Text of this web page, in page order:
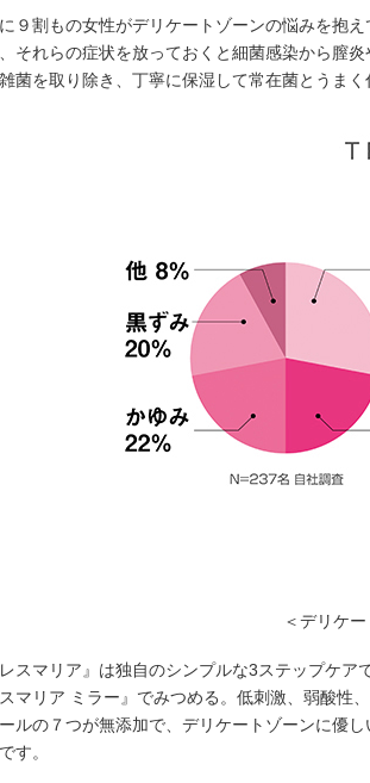
９割もの女性がデリケートゾーンの悩みを抱
それらの症状を放っておくと細菌感染から膣
菌を取り除き、丁寧に保湿して常在菌とうま
＜デリケ
スマリア』は独自のシンプルな3ステップケ
マリア ミラー』でみつめる。低刺激、弱酸性
ルの７つが無添加で、デリケートゾーンに優
す。